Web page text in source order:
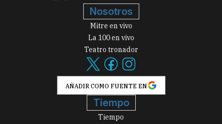
Nosotros
Mitre en vivo
La 100 en vivo
Teatro tronador
AÑADIR COMO FUENTE EN
Tiempo
Tiempo